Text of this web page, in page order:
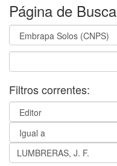
Página de Busca
Filtros correntes: